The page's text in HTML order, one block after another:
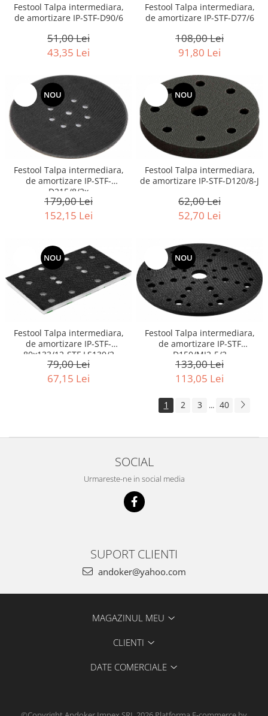
Festool Talpa intermediara,
de amortizare IP-STF-D90/6
51,00 Lei
43,35 Lei
Festool Talpa intermediara,
de amortizare IP-STF-D77/6
108,00 Lei
91,80 Lei
NOU
Festool Talpa intermediara,
de amortizare IP-STF-
D215/8/2x
179,00 Lei
152,15 Lei
NOU
Festool Talpa intermediara,
de amortizare IP-STF-D120/8-J
62,00 Lei
52,70 Lei
NOU
Festool Talpa intermediara,
de amortizare IP-STF-
80x133/12-STF LS130/2
79,00 Lei
67,15 Lei
NOU
Festool Talpa intermediara,
de amortizare IP-STF
D150/MJ2-5/2
133,00 Lei
113,05 Lei
1 2 3 ... 40
SOCIAL
Urmareste-ne in social media
SUPORT CLIENTI
andoker@yahoo.com
MAGAZINUL MEU
CLIENTI
DATE COMERCIALE